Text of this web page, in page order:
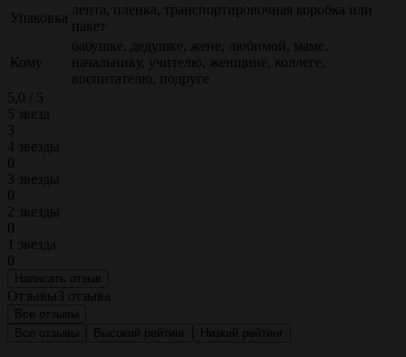
Упаковка
лента, пленка, транспортировочная коробка или
пакет
Кому
бабушке, дедушке, жене, любимой, маме,
начальнику, учителю, женщине, коллеге,
воспитателю, подруге
5,0 / 5
5 звезд
3
4 звезды
0
3 звезды
0
2 звезды
0
1 звезда
0
Написать отзыв
Отзывы 3 отзыва
Все отзывы
Все отзывы
Высокий рейтинг Низкий рейтинг